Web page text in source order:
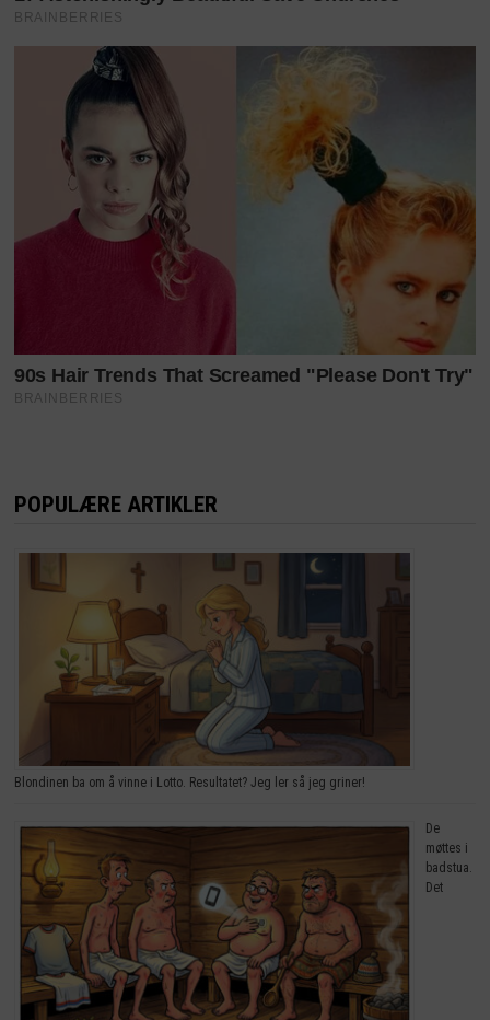
POPULÆRE ARTIKLER
Blondinen ba om å vinne i Lotto. Resultatet? Jeg ler så jeg griner!
De
møttes i
badstua.
Det